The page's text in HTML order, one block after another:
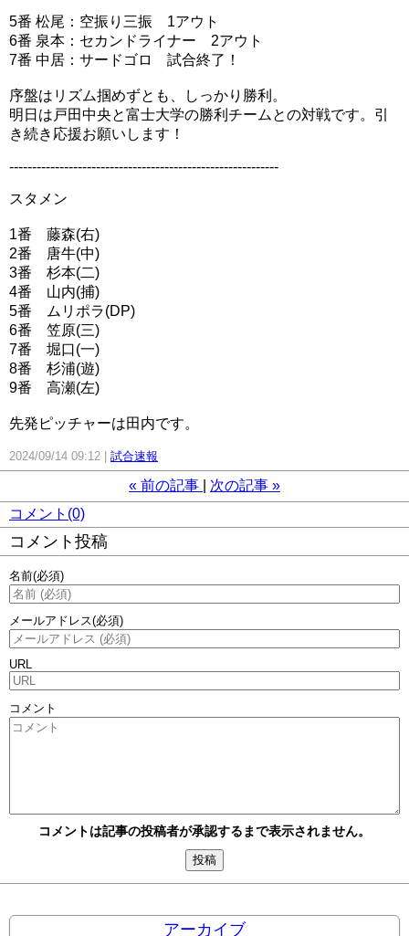
5番 松尾：空振り三振 1アウト
6番 泉本：セカンドライナー 2アウト
7番 中居：サードゴロ 試合終了！
序盤はリズム掴めずとも、しっかり勝利。
明日は戸田中央と富士大学の勝利チームとの対戦です。引
き続き応援お願いします！
-----------------------------------------------------------
スタメン
1番 藤森(右)
2番 唐牛(中)
3番 杉本(二)
4番 山内(捕)
5番 ムリポラ(DP)
6番 笠原(三)
7番 堀口(一)
8番 杉浦(遊)
9番 高瀬(左)
先発ピッチャーは田内です。
2024/09/14 09:12 試合速報
« 前の記事 次の記事 »
コメント(0)
コメント投稿
名前(必須)
メールアドレス(必須)
URL
コメント
コメントは記事の投稿者が承認するまで表示されません。
アーカイブ